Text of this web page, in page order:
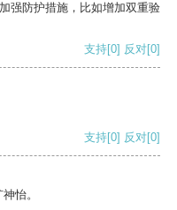
强防护措施，比如增加双重验
支持[0] 反对[0]
支持[0] 反对[0]
怡。